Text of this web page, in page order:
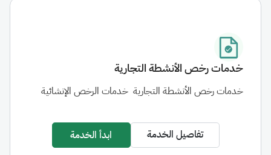
خدمات رخص الأنشطة التجارية
خدمات رخص الأنشطة التجارية خدمات الرخص الإنشائية
تفاصيل الخدمة ابدأ الخدمة